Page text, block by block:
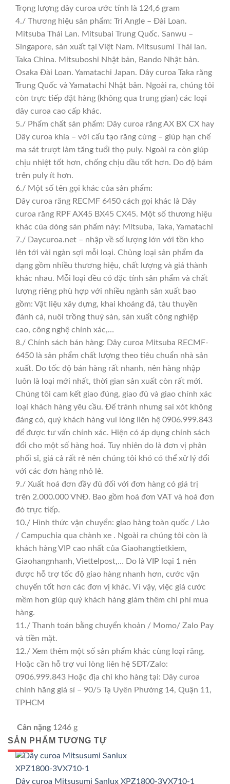
Trọng lượng dây curoa ước tính là 124,6 gram
4./ Thương hiệu sản phẩm: Tri Angle – Đài Loan.
Mitsuba Thái Lan. Mitsubai Trung Quốc. Sanwu –
Singapore, sản xuất tại Việt Nam. Mitsusumi Thái lan.
Taka China. Mitsuboshi Nhật bản, Bando Nhật bản.
Osaka Đài Loan. Yamatachi Japan. Dây curoa Taka răng
Trung Quốc và Yamatachi Nhật bản. Ngoài ra, chúng tôi
còn trực tiếp đặt hàng (không qua trung gian) các loại
dây curoa cao cấp khác.
5./ Phẩm chất sản phẩm: Dây curoa răng AX BX CX hay
Dây curoa khía – với cấu tạo răng cứng – giúp hạn chế
ma sát trượt làm tăng tuổi thọ puly. Ngoài ra còn giúp
chịu nhiệt tốt hơn, chống chịu dầu tốt hơn. Do độ bám
trên puly ít hơn.
6./ Một số tên gọi khác của sản phẩm:
Dây curoa răng RECMF 6450 cách gọi khác là Dây
curoa răng RPF AX45 BX45 CX45. Một số thương hiệu
khác của dòng sản phẩm này: Mitsuba, Taka, Yamatachi
7./ Daycuroa.net – nhập về số lượng lớn với tồn kho
lên tới vài ngàn sợi mỗi loại. Chủng loại sản phẩm đa
dạng gồm nhiều thương hiệu, chất lượng và giá thành
khác nhau. Mỗi loại đều có đặc tính sản phẩm và chất
lượng riêng phù hợp với nhiều ngành sản xuất bao
gồm: Vật liệu xây dựng, khai khoáng đá, tàu thuyền
đánh cá, nuôi trồng thuỷ sản, sản xuất công nghiệp
cao, công nghệ chính xác,…
8./ Chính sách bán hàng: Dây curoa Mitsuba RECMF-
6450 là sản phẩm chất lượng theo tiêu chuẩn nhà sản
xuất. Do tốc độ bán hàng rất nhanh, nên hàng nhập
luôn là loại mới nhất, thời gian sản xuất còn rất mới.
Chúng tôi cam kết giao đúng, giao đủ và giao chính xác
loại khách hàng yêu cầu. Để tránh nhưng sai xót không
đáng có, quý khách hàng vui lòng liên hệ 0906.999.843
để được tư vấn chính xác. Hiện có áp dụng chính sách
đổi cho một số hàng hoá. Tuy nhiên do là đơn vị phân
phối sỉ, giá cả rất rẻ nên chúng tôi khó có thể xử lý đổi
với các đơn hàng nhỏ lẻ.
9./ Xuất hoá đơn đầy đủ đối với đơn hàng có giá trị
trên 2.000.000 VNĐ. Bao gồm hoá đơn VAT và hoá đơn
đỏ trực tiếp.
10./ Hình thức vận chuyển: giao hàng toàn quốc / Lào
/ Campuchia qua chành xe . Ngoài ra chúng tôi còn là
khách hàng VIP cao nhất của Giaohangtietkiem,
Giaohangnhanh, Viettelpost,… Do là VIP loại 1 nên
được hỗ trợ tốc độ giao hàng nhanh hơn, cước vận
chuyển tốt hơn các đơn vị khác. Vì vậy, việc giá cước
mềm hơn giúp quý khách hàng giảm thêm chi phí mua
hàng.
11./ Thanh toán bằng chuyển khoản / Momo/ Zalo Pay
và tiền mặt.
12./ Xem thêm một số sản phẩm khác cùng loại răng.
Hoặc cần hỗ trợ vui lòng liên hệ SĐT/Zalo:
0906.999.843 Hoặc địa chỉ kho hàng tại: Dây curoa
chính hãng giá sỉ – 90/5 Tạ Uyên Phường 14, Quận 11,
TPHCM
Cân nặng 1246 g
SẢN PHẨM TƯƠNG TỰ
GIÁ TỐT
GIÁ SỈ
Dây curoa Mitsusumi Sanlux XPZ1800-3VX710-1